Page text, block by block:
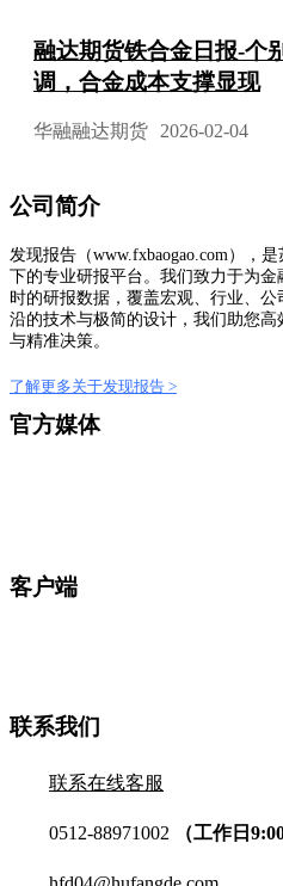
融达期货铁合金日报-个
调，合金成本支撑显现
华融融达期货 2026-02-04
公司简介
发现报告（www.fxbaogao.com），
下的专业研报平台。我们致力于为
时的研报数据，覆盖宏观、行业、
沿的技术与极简的设计，我们助您
与精准决策。
了解更多关于发现报告 >
官方媒体
客户端
联系我们
联系在线客服
0512-88971002 （工作日